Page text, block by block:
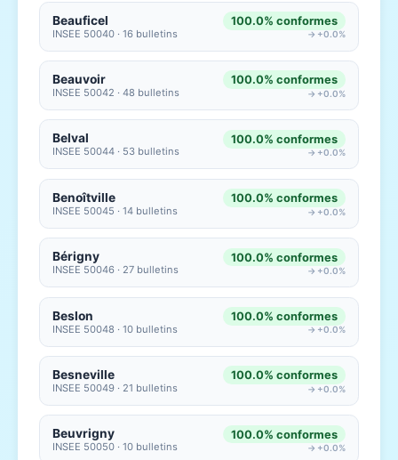
Beauficel
INSEE 50040 · 16 bulletins
100.0% conformes
→ +0.0%
Beauvoir
INSEE 50042 · 48 bulletins
100.0% conformes
→ +0.0%
Belval
INSEE 50044 · 53 bulletins
100.0% conformes
→ +0.0%
Benoîtville
INSEE 50045 · 14 bulletins
100.0% conformes
→ +0.0%
Bérigny
INSEE 50046 · 27 bulletins
100.0% conformes
→ +0.0%
Beslon
INSEE 50048 · 10 bulletins
100.0% conformes
→ +0.0%
Besneville
INSEE 50049 · 21 bulletins
100.0% conformes
→ +0.0%
Beuvrigny
INSEE 50050 · 10 bulletins
100.0% conformes
→ +0.0%